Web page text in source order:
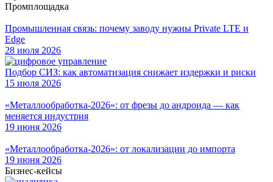
Промплощадка
Промышленная связь: почему заводу нужны Private LTE и
Edge
28 июля 2026
Подбор СИЗ: как автоматизация снижает издержки и риски
15 июля 2026
«Металлообработка-2026»: от фрезы до андроида — как
меняется индустрия
19 июня 2026
«Металлообработка-2026»: от локализации до импорта
19 июня 2026
Бизнес-кейсы